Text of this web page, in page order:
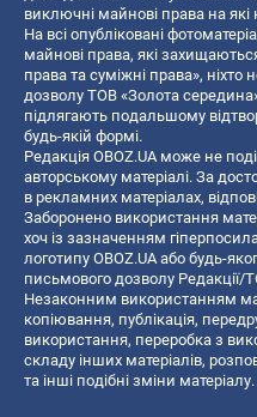
виключні майнові права на
На всі опубліковані
майнові права, які
права та суміжні права»,
дозволу ТОВ «Золота
підлягають подальшому
будь-якій формі.
Редакція OBOZ.UA може не
авторському матеріалі. За
в рекламних матеріалах,
Заборонено використання
хоч із зазначенням
логотипу OBOZ.UA або будь-
письмового дозволу Редакції/
Незаконним використанням
копiювання, публiкацiя,
використання, переробка з
складу інших матеріалів,
та інші подібні зміни матеріалу.